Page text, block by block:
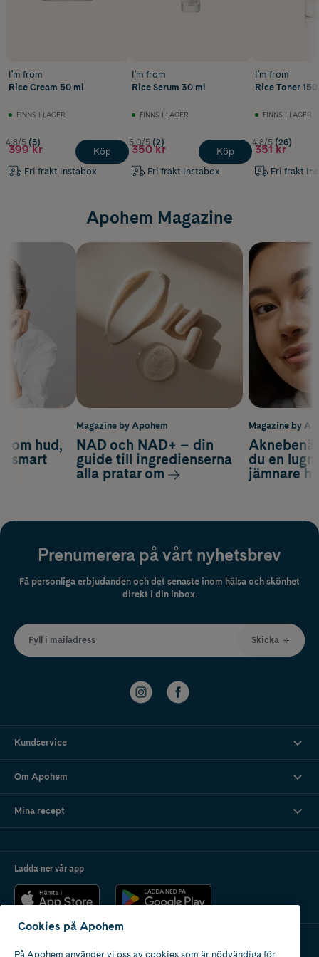
I'm from
Rice Cream 50 ml
FINNS I LAGER
4.8/5 (5)
399 kr
Fri frakt Instabox
Köp
I'm from
Rice Serum 30 ml
FINNS I LAGER
5.0/5 (2)
350 kr
Fri frakt Instabox
Köp
I'm from
Rice Toner
FINNS I LAGER
4.8/5 (26)
351 kr
Fri frakt
Apohem Magazine
Magazine by
du en
jämnare
om hud,
smart
Magazine by Apohem
NAD och NAD+ – din
guide till ingredienserna
alla pratar om
Prenumerera på vårt nyhetsbrev
Få personliga erbjudanden och det senaste inom hälsa och skönhet
direkt i din inbox.
Fyll i mailadress Skicka
Kundservice
Om Apohem
Mina recept
Ladda ner vår app
Cookies på Apohem
På Apohem använder vi oss av cookies som är nödvändiga för